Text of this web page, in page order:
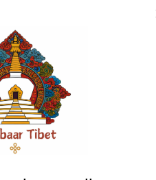
klankoffer of als een manier
om ruimte vrij te maken
voorafgaand aan meditatie.
Deze tingsha's zijn versierd met
geëtsteOm Mani Padme
Humen worden geleverd in
een mooi zakje.